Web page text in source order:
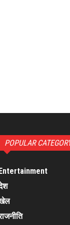
POPULAR